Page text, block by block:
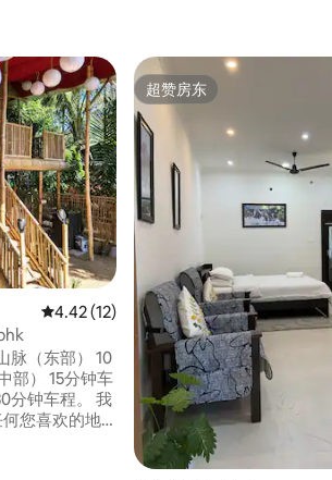
价 平均评分 4.42 分（满分 5 分），共 12
4.42 (12)
脉（东部） 10
部） 15分钟车
分钟车程。 我
您喜欢的地
超赞房东
超赞房东